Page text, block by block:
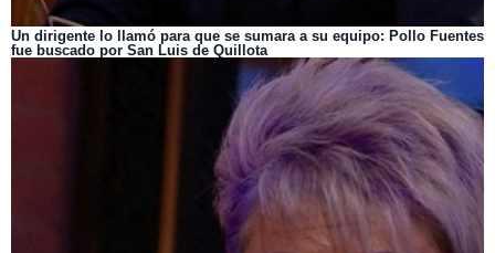
Un dirigente lo llamó para que se sumara a su equipo: Pollo Fuentes
fue buscado por San Luis de Quillota